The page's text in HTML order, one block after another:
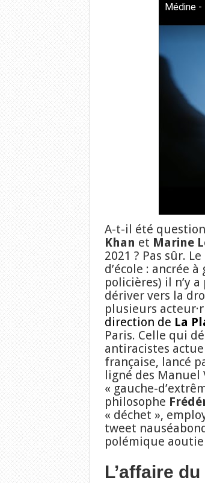
Médine
A-t-il été
Khan et Marine
2021 ? Pas sûr.
d’école : ancrée
policières) il n’y
dériver vers la
plusieurs
direction de La
Paris. Celle qui
antiracistes
française, lancé
ligné des Manuel
« gauche-
philosophe
« déchet »,
tweet
polémique
L’affaire